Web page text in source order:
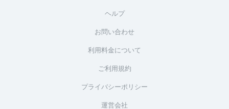
ヘルプ
お問い合わせ
利用料金について
ご利用規約
プライバシーポリシー
運営会社